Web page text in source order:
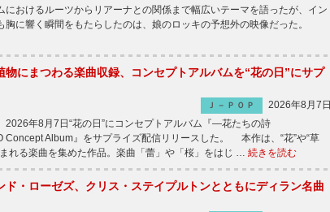
におけるルーツからリアーナとの関係まで幅広いテーマを語ったが、イン
胸に響く瞬間をもたらしたのは、娘のロッキの予想外の映像だった。
物にまつわる楽曲収録、コンセプトアルバムを“花の日”にサプ
Ｊ－ＰＯＰ
2026年8月7日
年8月7日“花の日”にコンセプトアルバム『―花たちの詩
Album』をサプライズ配信リリースした。 本作は、“花”や“草
れる楽曲を集めた作品。楽曲「蕾」や「桜」をはじ … 続きを読む
ド・ローゼズ、クリス・ステイプルトンとともにディラン名曲